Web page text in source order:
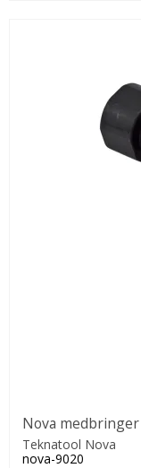
Nova
Teknatool Nova
nova-9020